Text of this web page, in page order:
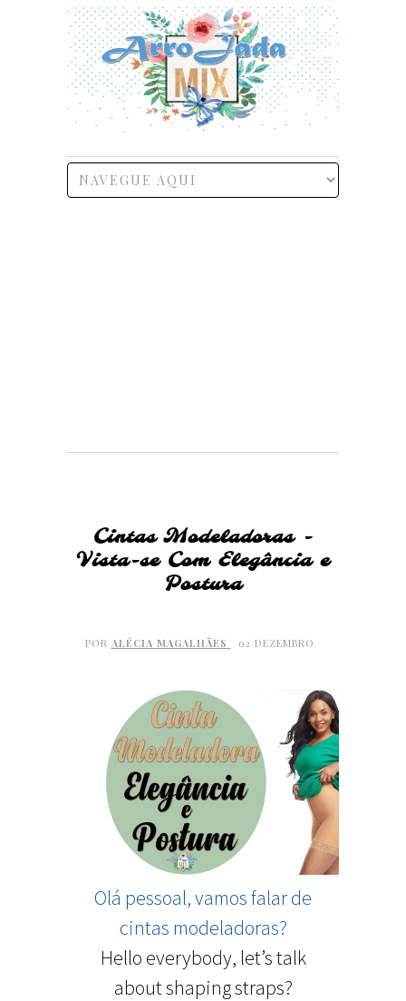
Cintas Modeladoras -
Vista-se Com Elegância e
Postura
POR ALÉCIA MAGALHÃES 02 DEZEMBRO
Olá pessoal, vamos falar de
cintas modeladoras?
Hello everybody, let’s talk
about shaping straps?